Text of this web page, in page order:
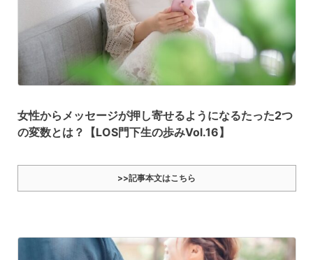
女性からメッセージが押し寄せるようになるたった2つ
の変数とは？【LOS門下生の歩みVol.16】
>>記事本文はこちら